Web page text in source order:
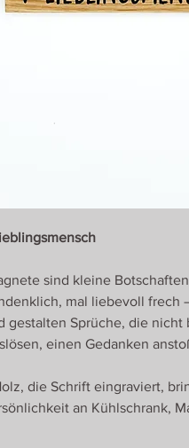
sind kleine
mal liebevoll frech
gestalten Sprüche, die
einen Gedanken
die Schrift eingraviert,
an Kühlschrank,